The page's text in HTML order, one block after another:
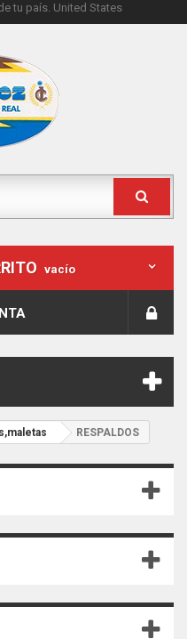
tu país. United States
vacío
RESPALDOS